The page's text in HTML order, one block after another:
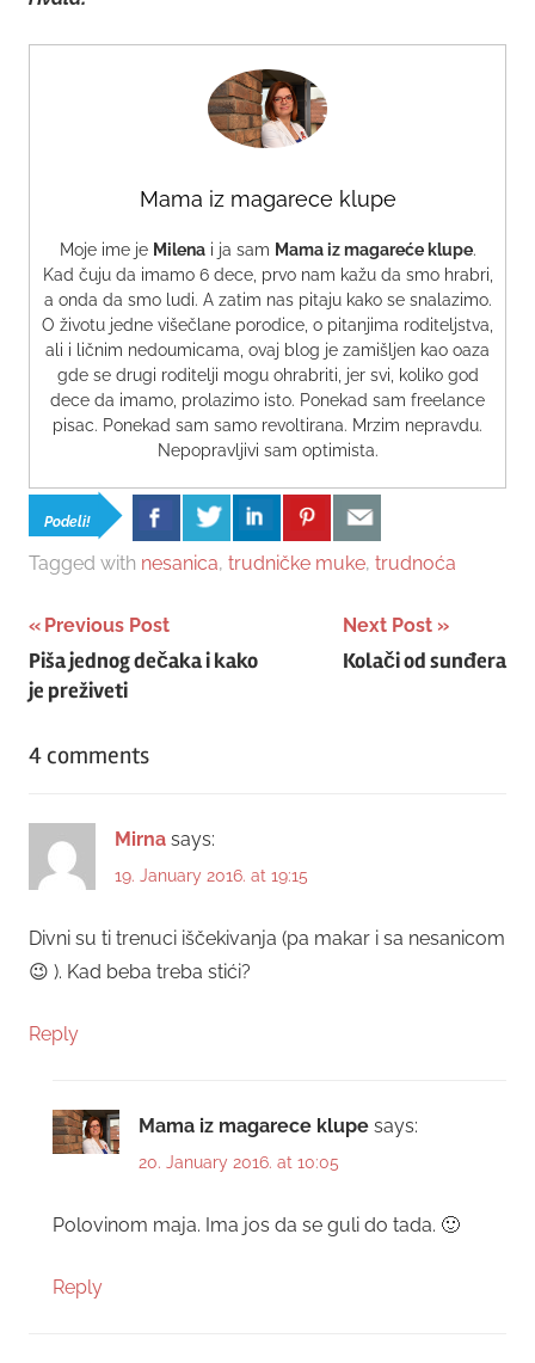
Mama iz magarece klupe
Moje ime je Milenai ja sam Mama iz magareće klupe.
Kad čuju da imamo 6 dece, prvo nam kažu da smo hrabri,
a onda da smo ludi. A zatim nas pitaju kako se snalazimo.
O životu jedne višečlane porodice, o pitanjima roditeljstva,
ali i ličnim nedoumicama, ovaj blog je zamišljen kao oaza
gde se drugi roditelji mogu ohrabriti, jer svi, koliko god
dece da imamo, prolazimo isto. Ponekad sam freelance
pisac. Ponekad sam samo revoltirana. Mrzim nepravdu.
Nepopravljivi sam optimista.
Podeli!
Tagged with nesanica, trudničke muke, trudnoća
Post
navigation
Previous Post
Piša jednog dečaka i kako
je preživeti
Next Post
Kolači od sunđera
4 comments
Mirna says:
19. January 2016. at 19:15
Divni su ti trenuci iščekivanja (pa makar i sa nesanicom
😉 ). Kad beba treba stići?
Reply
Mama iz magarece klupe says:
20. January 2016. at 10:05
Polovinom maja. Ima jos da se guli do tada. 🙂
Reply